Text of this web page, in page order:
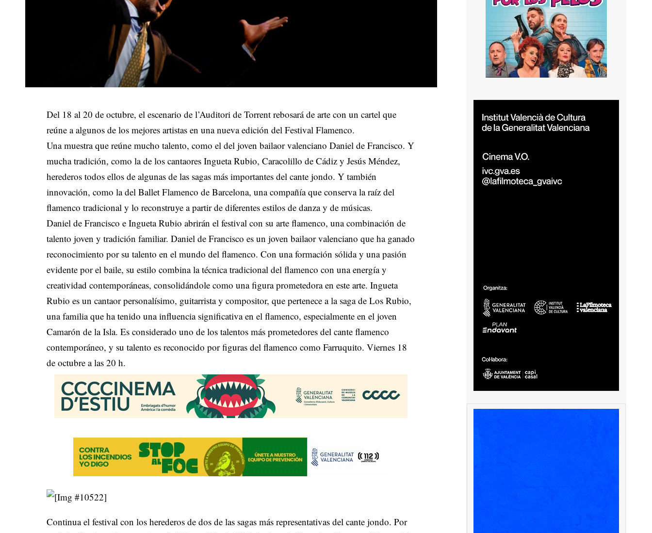
Del 18 al 20 de octubre, el escenario de l’Auditori de Torrent rebosará de arte con un cartel que
reúne a algunos de los mejores artistas en una nueva edición del Festival Flamenco.
Una muestra que reúne mucho talento, como el del joven bailaor valenciano Daniel de Francisco. Y
mucha tradición, como la de los cantaores Ingueta Rubio, Caracolillo de Cádiz y Jesús Méndez,
herederos todos ellos de algunas de las sagas más importantes del cante jondo. Y también
innovación, como la del Ballet Flamenco de Barcelona, una compañía que conserva la raíz del
flamenco tradicional y lo reconstruye a partir de diferentes estilos de danza y de músicas.
Daniel de Francisco e Ingueta Rubio abrirán el festival con su arte flamenco, una combinación de
talento joven y tradición familiar. Daniel de Francisco es un joven bailaor valenciano que ha ganado
reconocimiento por su talento en el mundo del flamenco. Con una formación sólida y una pasión
evidente por el baile, su estilo combina la técnica tradicional del flamenco con una energía y
creatividad contemporáneas, consolidándole como una figura prometedora en este arte. Ingueta
Rubio es un cantaor personalísimo, guitarrista y compositor, que pertenece a la saga de Los Rubio,
una familia que ha tenido una influencia significativa en el flamenco, especialmente en el joven
Camarón de la Isla. Es considerado uno de los talentos más prometedores del cante flamenco
contemporáneo, y su talento es reconocido por figuras del flamenco como Farruquito. Viernes 18
de octubre a las 20 h.
Continua el festival con los herederos de dos de las sagas más representativas del cante jondo. Por